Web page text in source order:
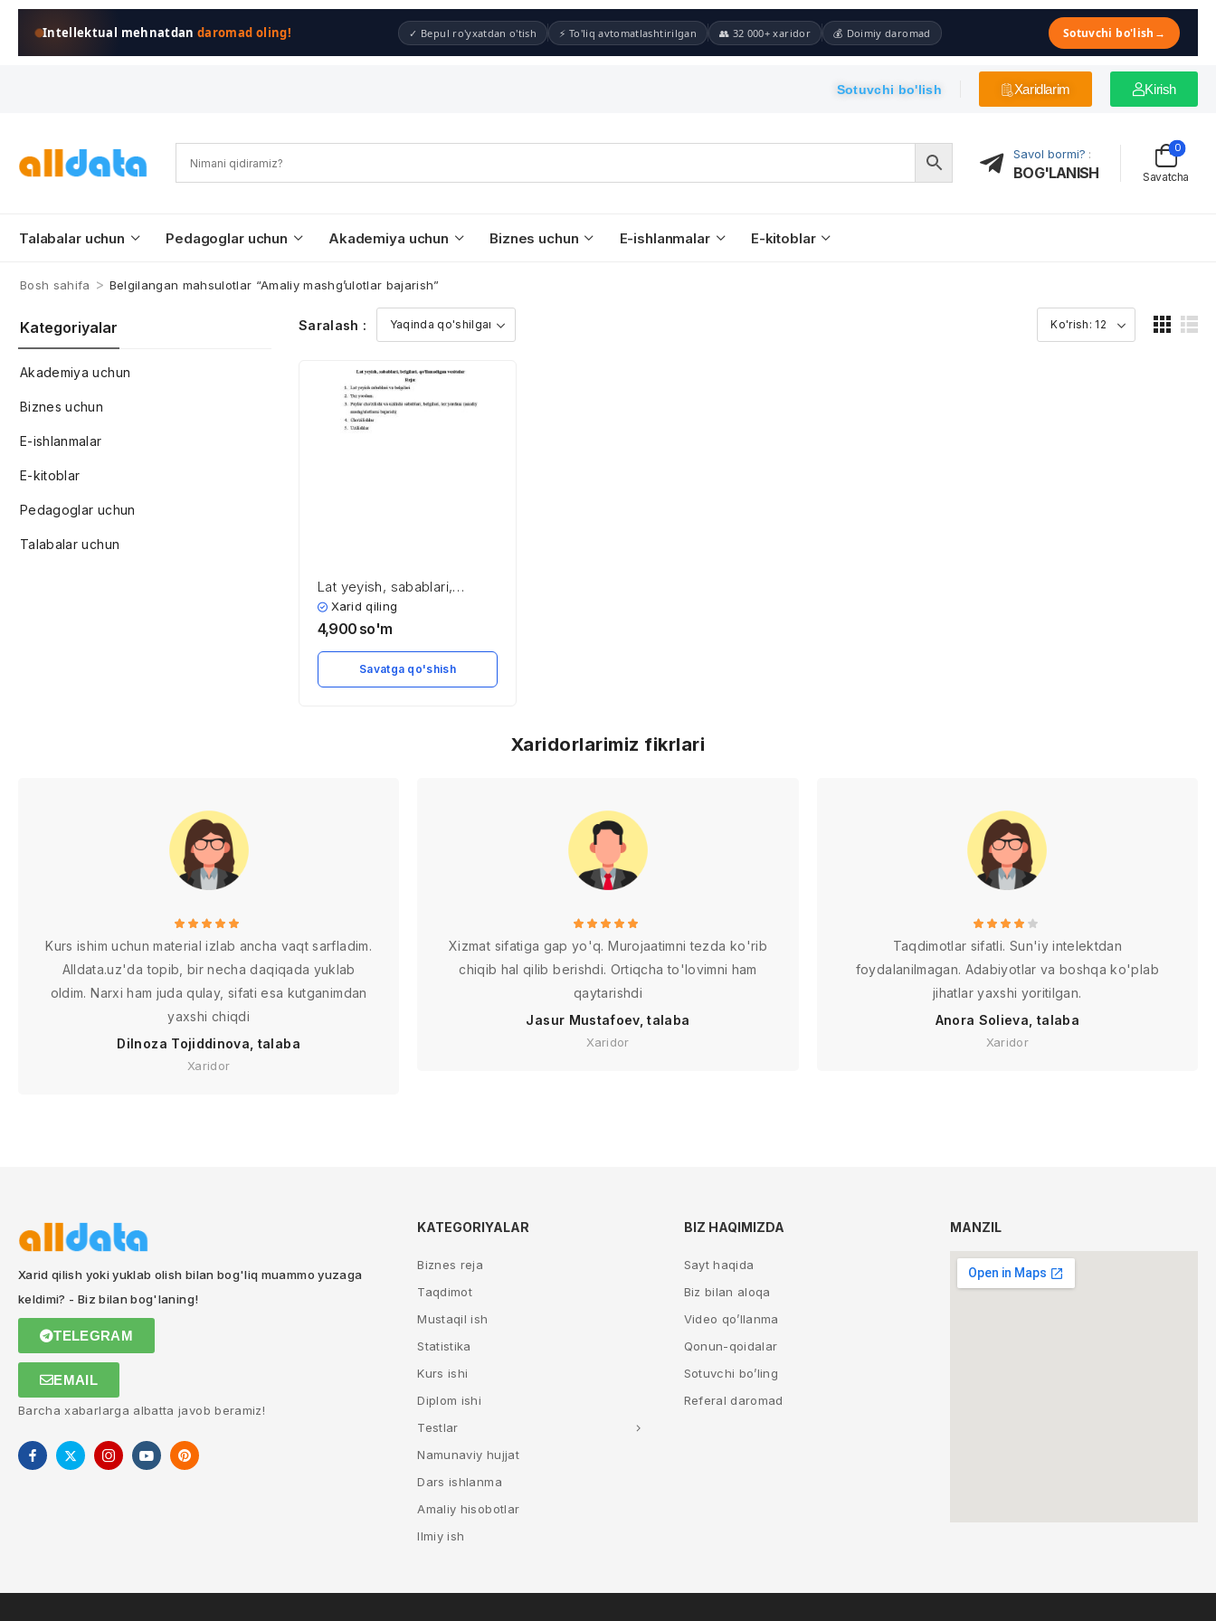
Intellektual mehnatdandaromad oling! ✓ Bepul ro'yxatdan o'tish ⚡ To'liq avtomatlashtirilgan 👥 32 000+ xaridor 💰 Doimiy daromad Sotuvchi bo'lish →
Sotuvchi bo'lish Xaridlarim Kirish
Savol bormi? :
BOG'LANISH Savatcha
0
Talabalar uchun Pedagoglar uchun Akademiya uchun Biznes uchun E-ishlanmalar E-kitoblar
Bosh sahifa > Belgilangan mahsulotlar “Amaliy mashg’ulotlar bajarish”
Kategoriyalar
Akademiya uchun
Biznes uchun
E-ishlanmalar
E-kitoblar
Pedagoglar uchun
Talabalar uchun
Saralash :
Lat yeyish, sabablari,
belgilari, qo’llanadigan
vositalar
Xarid qiling
4,900 so'm
Savatga qo'shish
Xaridorlarimiz fikrlari
Kurs ishim uchun material izlab ancha vaqt sarfladim.
Alldata.uz'da topib, bir necha daqiqada yuklab
oldim. Narxi ham juda qulay, sifati esa kutganimdan
yaxshi chiqdi
Dilnoza Tojiddinova, talaba
Xaridor
Xizmat sifatiga gap yo'q. Murojaatimni tezda ko'rib
chiqib hal qilib berishdi. Ortiqcha to'lovimni ham
qaytarishdi
Jasur Mustafoev, talaba
Xaridor
Taqdimotlar sifatli. Sun'iy intelektdan
foydalanilmagan. Adabiyotlar va boshqa ko'plab
jihatlar yaxshi yoritilgan.
Anora Solieva, talaba
Xaridor
Xarid qilish yoki yuklab olish bilan bog'liq muammo yuzaga
keldimi? - Biz bilan bog'laning!
TELEGRAM
EMAIL
Barcha xabarlarga albatta javob beramiz!
KATEGORIYALAR
Biznes reja
Taqdimot
Mustaqil ish
Statistika
Kurs ishi
Diplom ishi
Testlar
Namunaviy hujjat
Dars ishlanma
Amaliy hisobotlar
Ilmiy ish
BIZ HAQIMIZDA
Sayt haqida
Biz bilan aloqa
Video qo’llanma
Qonun-qoidalar
Sotuvchi bo’ling
Referal daromad
MANZIL